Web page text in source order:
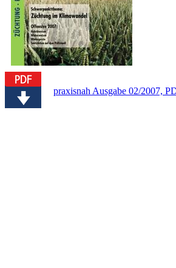
praxisnah Ausgabe 02/2007,